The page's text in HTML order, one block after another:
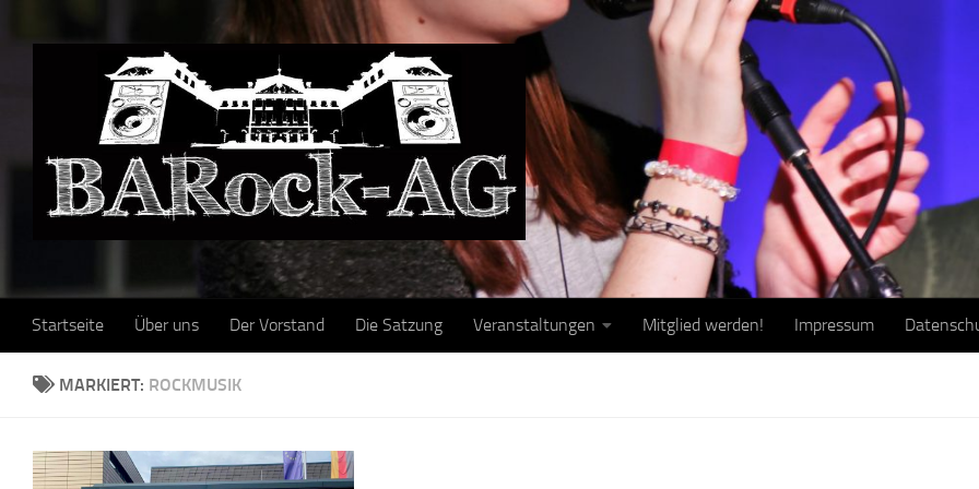
Startseite Über uns Der Vorstand Die Satzung Veranstaltungen Mitglied werden! Impressum
MARKIERT: ROCKMUSIK